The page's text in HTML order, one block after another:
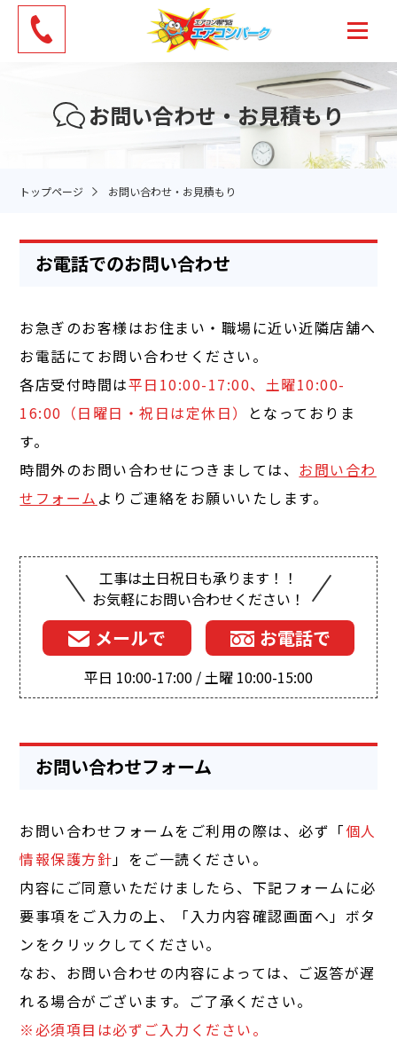
お問い合わせ・お見積もり
トップページ お問い合わせ・お見積もり
お電話でのお問い合わせ
お急ぎのお客様はお住まい・職場に近い近隣店舗へ
お電話にてお問い合わせください。
各店受付時間は平日10:00-17:00、土曜10:00-
16:00（日曜日・祝日は定休日）
となっておりま
す。
時間外のお問い合わせにつきましては、 お問い合わ
せフォーム よりご連絡をお願いいたします。
工事は土日祝日も承ります！！
お気軽にお問い合わせください！
メールで お電話で
平日 10:00-17:00 / 土曜 10:00-15:00
お問い合わせフォーム
お問い合わせフォームをご利用の際は、必ず「個人
情報保護方針」をご一読ください。
内容にご同意いただけましたら、下記フォームに必
要事項をご入力の上、「入力内容確認画面へ」ボタ
ンをクリックしてください。
なお、お問い合わせの内容によっては、ご返答が遅
れる場合がございます。ご了承ください。
※必須項目は必ずご入力ください。